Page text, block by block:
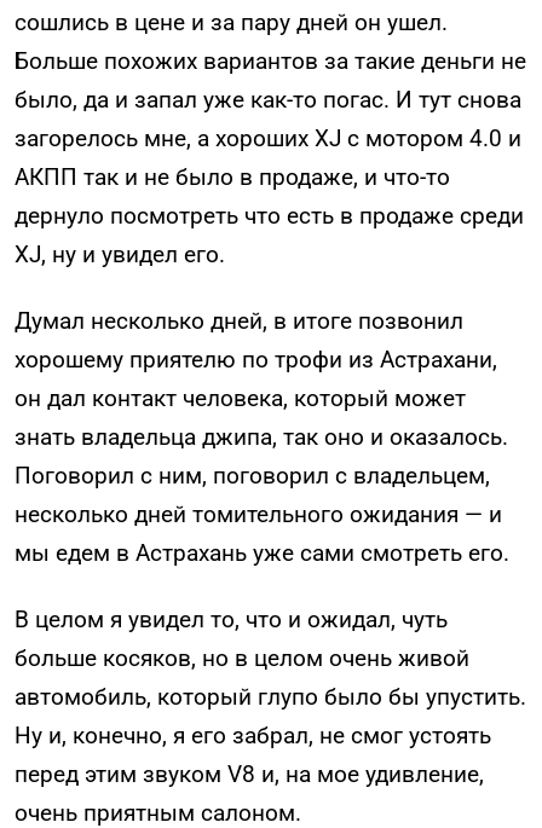
сошлись в цене и за пару дней он ушел.
Больше похожих вариантов за такие деньги не
было, да и запал уже как-то погас. И тут снова
загорелось мне, а хороших XJ с мотором 4.0 и
АКПП так и не было в продаже, и что-то
дернуло посмотреть что есть в продаже среди
XJ, ну и увидел его.
Думал несколько дней, в итоге позвонил
хорошему приятелю по трофи из Астрахани,
он дал контакт человека, который может
знать владельца джипа, так оно и оказалось.
Поговорил с ним, поговорил с владельцем,
несколько дней томительного ожидания — и
мы едем в Астрахань уже сами смотреть его.
В целом я увидел то, что и ожидал, чуть
больше косяков, но в целом очень живой
автомобиль, который глупо было бы упустить.
Ну и, конечно, я его забрал, не смог устоять
перед этим звуком V8 и, на мое удивление,
очень приятным салоном.